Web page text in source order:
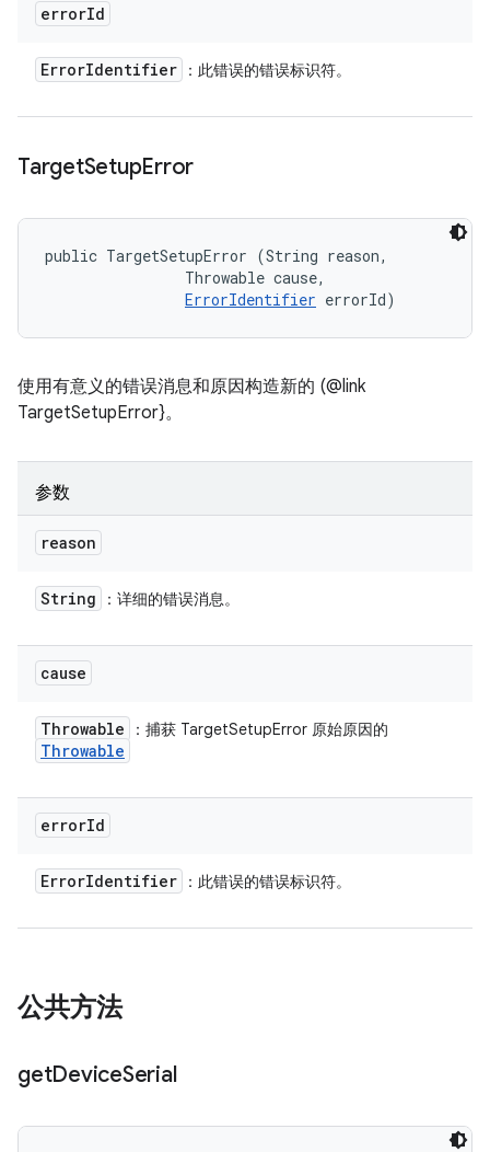
errorId
ErrorIdentifier ：此错误的错误标识符。
TargetSetupError
public TargetSetupError (String reason,
                Throwable cause,
ErrorIdentifier errorId)
使用有意义的错误消息和原因构造新的 (@link
TargetSetupError}。
参数
reason
String ：详细的错误消息。
cause
Throwable ：捕获 TargetSetupError 原始原因的
Throwable
errorId
ErrorIdentifier ：此错误的错误标识符。
公共方法
getDeviceSerial